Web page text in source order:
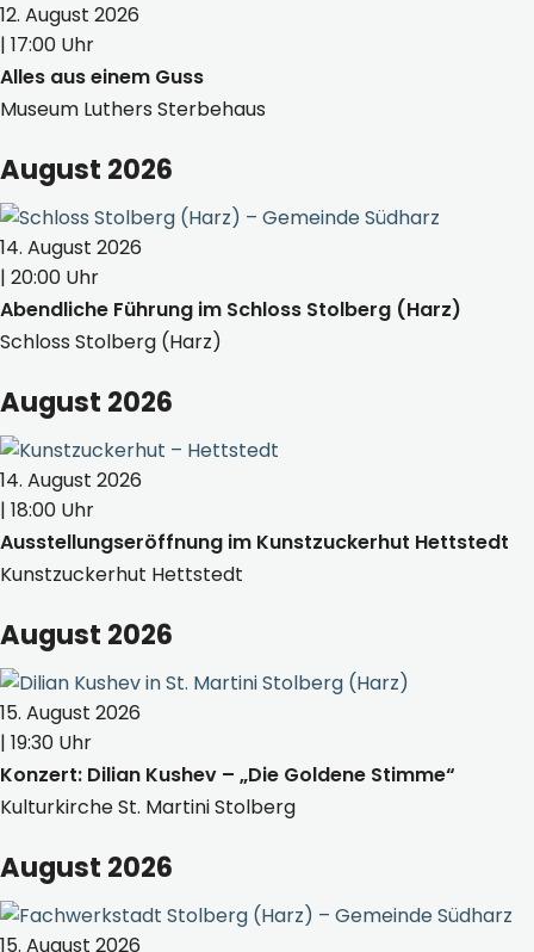
12. August 2026
| 17:00 Uhr
Alles aus einem Guss
Museum Luthers Sterbehaus
August 2026
14. August 2026
| 20:00 Uhr
Abendliche Führung im Schloss Stolberg (Harz)
Schloss Stolberg (Harz)
August 2026
14. August 2026
| 18:00 Uhr
Ausstellungseröffnung im Kunstzuckerhut Hettstedt
Kunstzuckerhut Hettstedt
August 2026
15. August 2026
| 19:30 Uhr
Konzert: Dilian Kushev – „Die Goldene Stimme“
Kulturkirche St. Martini Stolberg
August 2026
15. August 2026